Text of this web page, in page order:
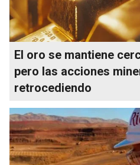
El oro se mantiene
pero las acciones
retrocediendo